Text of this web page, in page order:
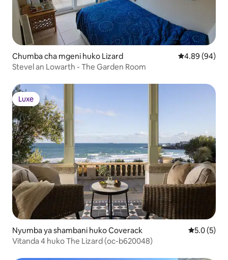
Chumba cha mgeni huko Lizard Ukadiriaji wa
4.89 (94)
Stevel an Lowarth - The Garden Room
Luxe
Luxe
Nyumba ya shambani huko Coverack Ukadiriaji
5.0 (5)
Vitanda 4 huko The Lizard (oc-b620048)